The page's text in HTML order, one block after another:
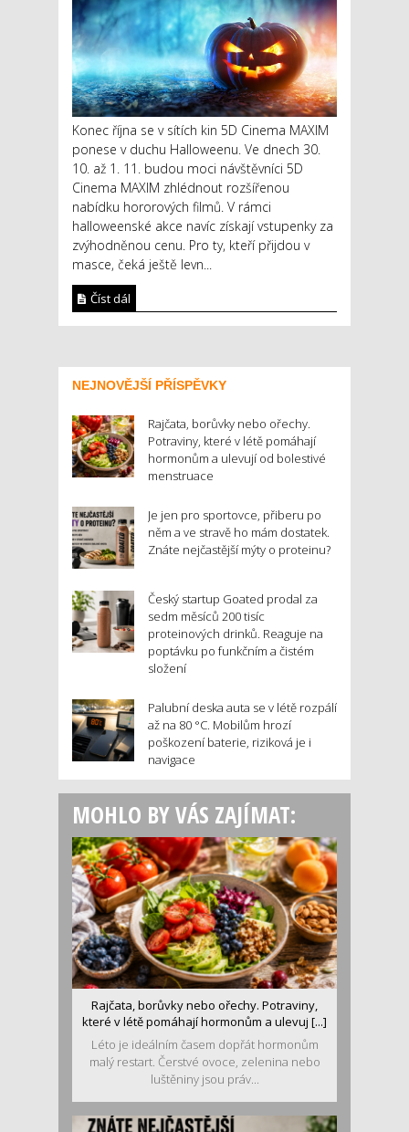
Konec října se v sítích kin 5D Cinema MAXIM
ponese v duchu Halloweenu. Ve dnech 30.
10. až 1. 11. budou moci návštěvníci 5D
Cinema MAXIM zhlédnout rozšířenou
nabídku hororových filmů. V rámci
halloweenské akce navíc získají vstupenky za
zvýhodněnou cenu. Pro ty, kteří přijdou v
masce, čeká ještě levn...
Číst dál
NEJNOVĚJŠÍ PŘÍSPĚVKY
Rajčata, borůvky nebo ořechy.
Potraviny, které v létě pomáhají
hormonům a ulevují od bolestivé
menstruace
Je jen pro sportovce, přiberu po
něm a ve stravě ho mám dostatek.
Znáte nejčastější mýty o proteinu?
Český startup Goated prodal za
sedm měsíců 200 tisíc
proteinových drinků. Reaguje na
poptávku po funkčním a čistém
složení
Palubní deska auta se v létě rozpálí
až na 80 °C. Mobilům hrozí
poškození baterie, riziková je i
navigace
MOHLO BY VÁS ZAJÍMAT:
Rajčata, borůvky nebo ořechy. Potraviny,
které v létě pomáhají hormonům a ulevuj [...]
Léto je ideálním časem dopřát hormonům
malý restart. Čerstvé ovoce, zelenina nebo
luštěniny jsou práv...